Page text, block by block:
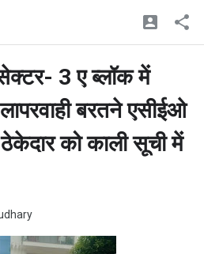
3 ए ब्लॉक में
लापरवाही बरतने एसीईओ
ठेकेदार को काली सूची में